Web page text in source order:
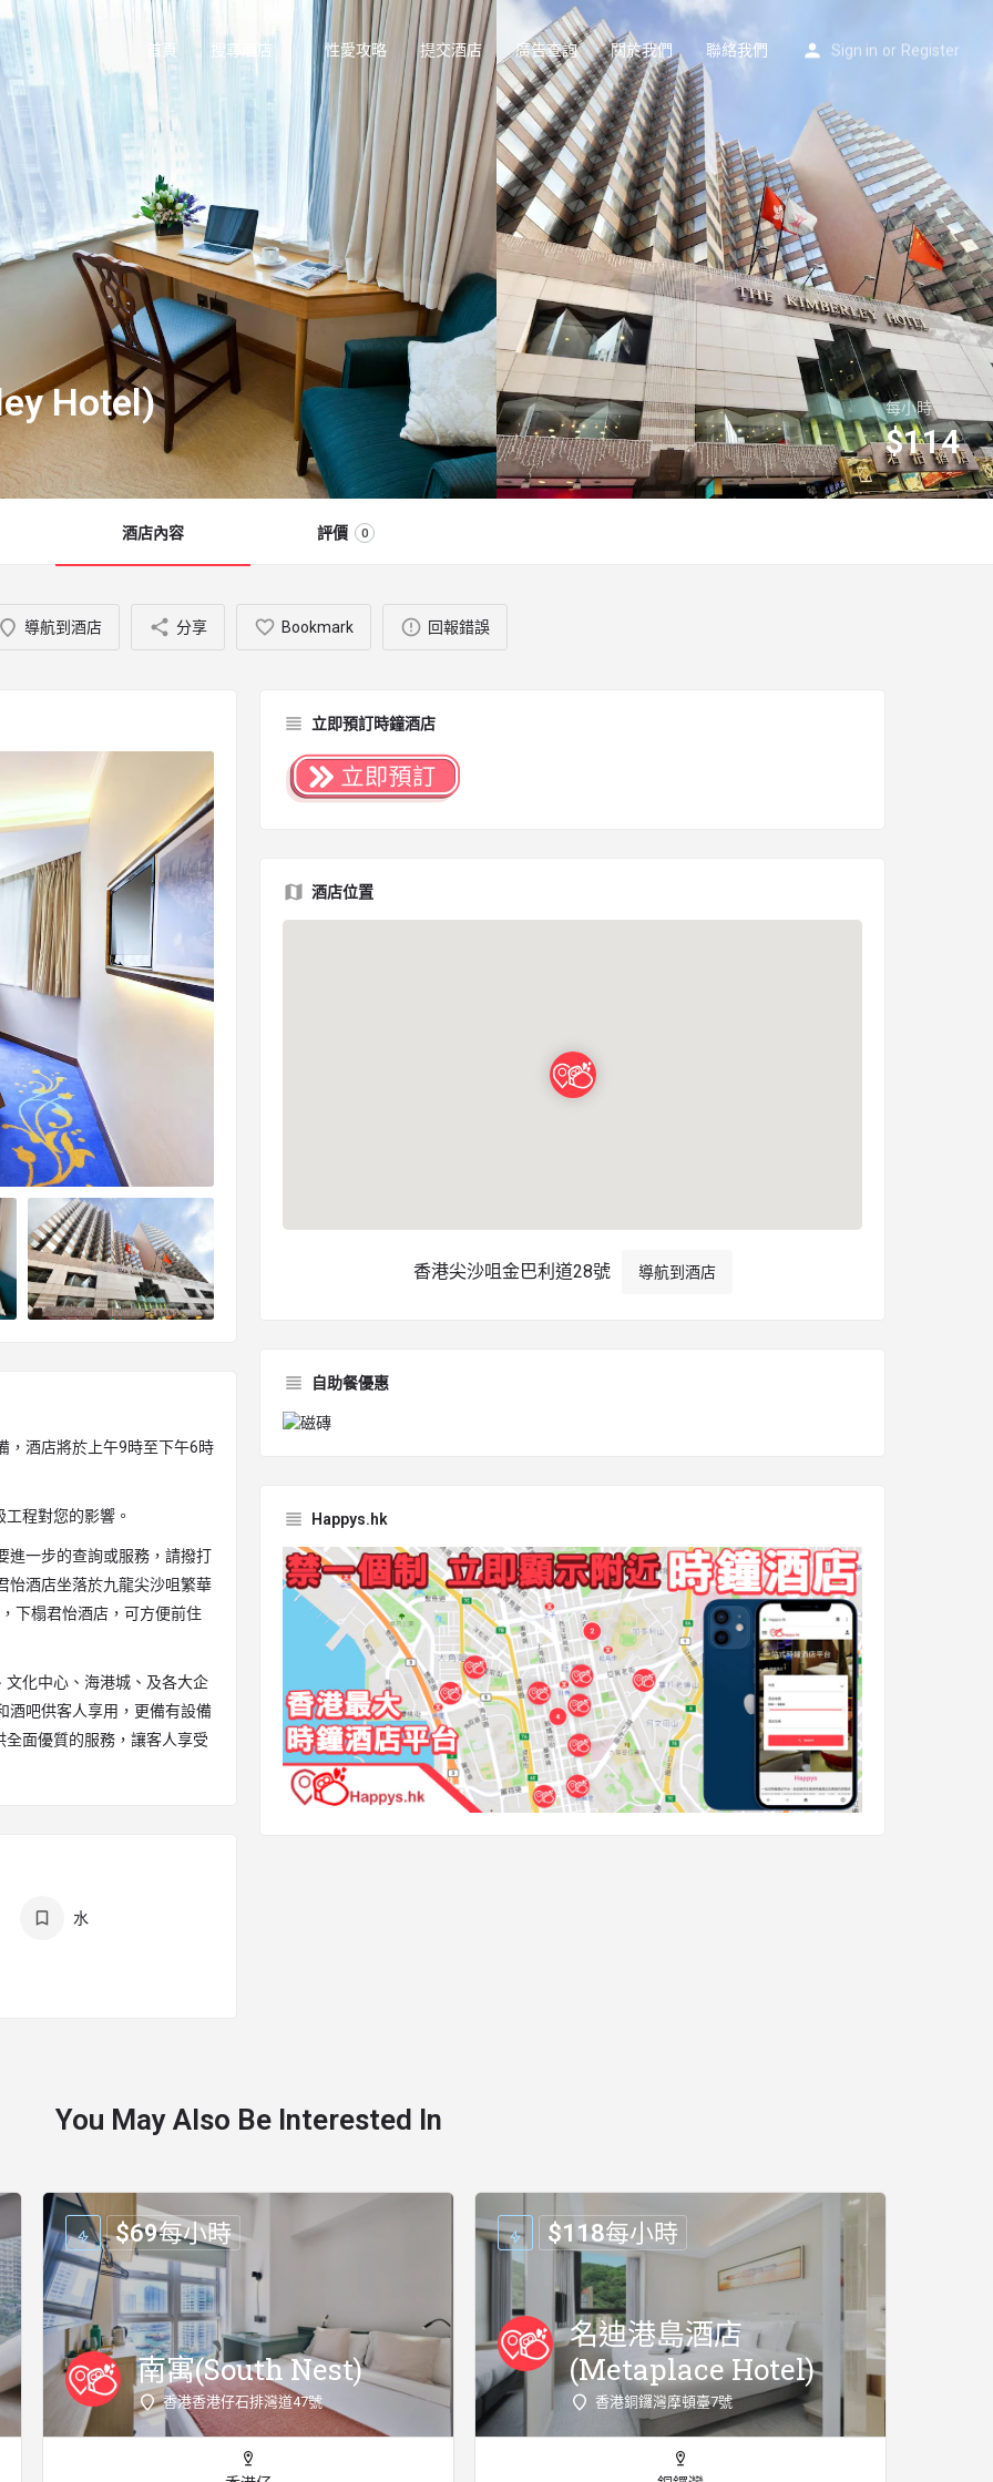
首頁 搜尋酒店 性愛攻略 提交酒店 廣告查詢 關於我們 聯絡我們 Sign in or Register
Hotel) 每小時
$114
酒店內容 評價 0
導航到酒店 分享 Bookmark 回報錯誤
，酒店將於上午9時至下午6時
程對您的影響。
進一步的查詢或服務，請撥打
怡酒店坐落於九龍尖沙咀繁華
下榻君怡酒店，可方便前住
化中心、海港城、及各大企
酒吧供客人享用，更備有設備
面優質的服務，讓客人享受
水
立即預訂時鐘酒店
酒店位置
香港尖沙咀金巴利道28號 導航到酒店
自助餐優惠
Happys.hk
You May Also Be Interested In
南寓(South Nest)
香港香港仔石排灣道47號
$69每小時
名迪港島酒店
(Metaplace Hotel)
香港銅鑼灣摩頓臺7號
$118每小時